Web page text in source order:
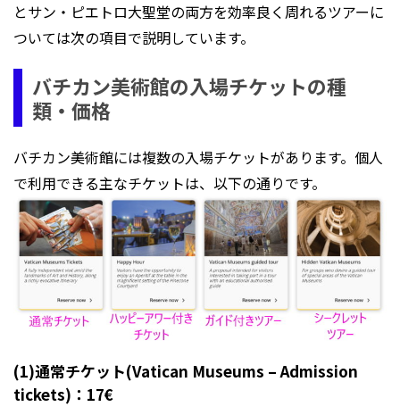
とサン・ピエトロ大聖堂の両方を効率良く周れるツアーに
ついては次の項目で説明しています。
バチカン美術館の入場チケットの種
類・価格
バチカン美術館には複数の入場チケットがあります。個人
で利用できる主なチケットは、以下の通りです。
(1)通常チケット(Vatican Museums – Admission
tickets)：17€